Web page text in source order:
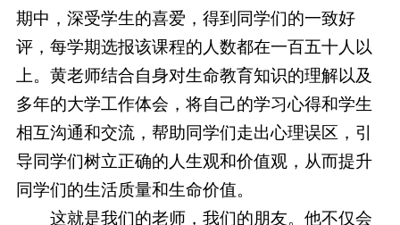
期中，深受学生的喜爱，得到同学们的一致好
评，每学期选报该课程的人数都在一百五十人以
上。黄老师结合自身对生命教育知识的理解以及
多年的大学工作体会，将自己的学习心得和学生
相互沟通和交流，帮助同学们走出心理误区，引
导同学们树立正确的人生观和价值观，从而提升
同学们的生活质量和生命价值。
这就是我们的老师，我们的朋友。他不仅会